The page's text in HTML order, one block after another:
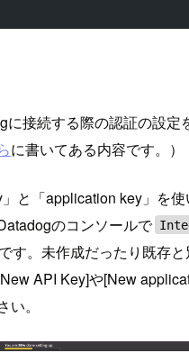
接続する際の認証の設定
に書いてある内容です。）
と「application key」を使
のコンソールで
す。未作成だったり既存
API Key]や[New
。